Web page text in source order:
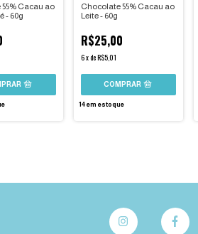
Cacau ao
- 60g
Chocolate 55% Cacau ao
Leite - 60g
R$25,00
6xdeR$5,01
14em estoque